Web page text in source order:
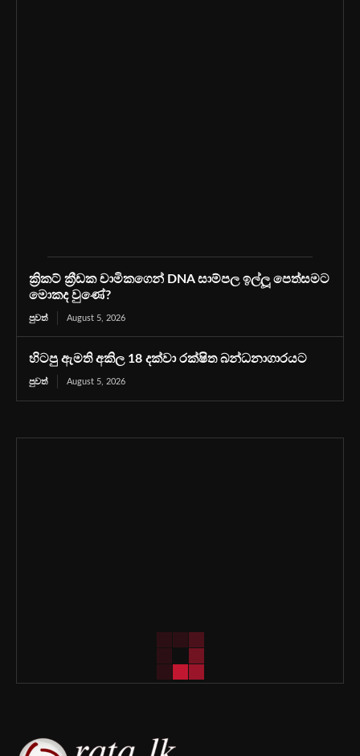
ක්‍රිකට් ක්‍රීඩක චාමිකගෙන් DNA සාම්පල ඉල්ලූ පෙත්සමට
මොකද වුණේ?
පුවත් August 5, 2026
හිටපු ඇමති අකිල 18 දක්වා රක්ෂිත බන්ධනාගාරයට
පුවත් August 5, 2026